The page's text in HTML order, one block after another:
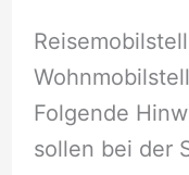
Folgende
sollen bei der